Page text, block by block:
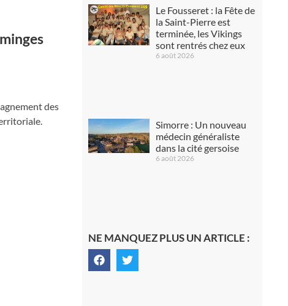
des
Le Fousseret : la Fête de
la Saint-Pierre est
terminée, les Vikings
sont rentrés chez eux
6 août 2026
Simorre : Un nouveau
médecin généraliste
dans la cité gersoise
6 août 2026
NE MANQUEZ PLUS UN ARTICLE :